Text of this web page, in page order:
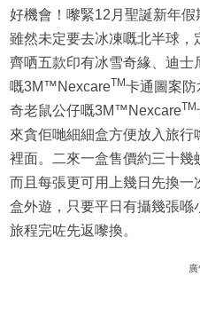
好機會！嚟緊12月聖誕新年假
雖然未定要去冰凍嘅北半球
齊哂五款印有冰雪奇緣、迪
嘅3M™NexcareTM卡通圖案
奇老鼠公仔嘅3M™NexcareTM
來貪佢哋細細盒方便放入旅
裡面。二來一盒售價約三十幾
而且每張更可用上幾日先換
盒外遊，只要平日有攝幾張
旅程完咗先返嚟換。